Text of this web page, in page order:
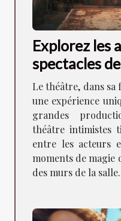
Explorez les
spectacles
intimistes
Le théâtre, dans
une expérience
grandes
théâtre intimistes
entre les acteurs
moments de magie
des murs de la